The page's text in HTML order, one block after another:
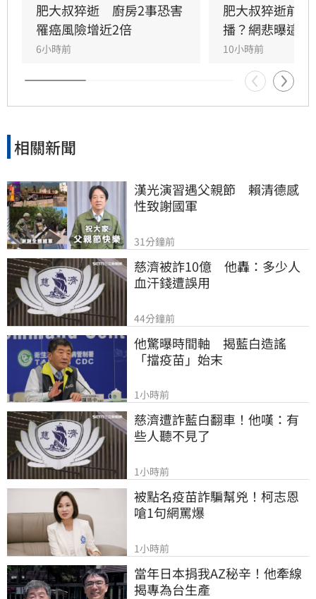
陷，狀態顯得相當疲憊。肥大叔自2021年起頻傳
健康警訊，雖曾於2022年住院開刀，但出院後仍
堅持返回工作崗位，直到最後一刻仍心繫直播。
對於肥大叔的確切死因，家屬目前尚未對外說
明。
肥大叔猝逝　廚房2事恐害
罹癌風險增近2倍
6小時前
肥大叔猝逝前
播？網悲曝這原
10小時前
相關新聞
漢光演習遇父親節　賴清德感
性致謝國軍
31分鐘前
慈濟被詐10億　他轟：多少人
血汗錢遭誤用
44分鐘前
他驚曝時間軸　揭藍白造謠
「擋疫苗」始末
1小時前
慈濟遭詐藍白翻車！他嘆：有
些人聽不見了
1小時前
被點名疫苗詐騙幫兇！柯志恩
嗆1句網罵爆
1小時前
當年日本捐我AZ秘辛！他牽線
揭專為台生產